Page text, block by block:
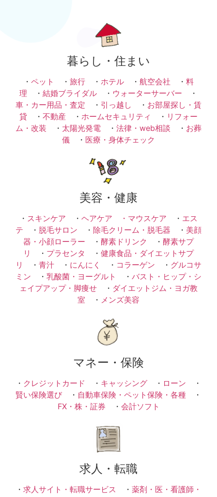
暮らし・住まい
・ ペット ・ 旅行 ・ ホテル ・ 航空会社 ・ 料
理 ・ 結婚ブライダル ・ ウォーターサーバー ・
車・カー用品・査定 ・ 引っ越し ・ お部屋探し・賃
貸 ・ 不動産 ・ ホームセキュリティ ・ リフォー
ム・改装 ・ 太陽光発電 ・ 法律・web相談 ・ お葬
儀 ・ 医療・身体チェック
美容・健康
・ スキンケア ・ ヘアケア ・ マウスケア ・ エス
テ ・ 脱毛サロン ・ 除毛クリーム・脱毛器 ・ 美顔
器・小顔ローラー ・ 酵素ドリンク ・ 酵素サプ
リ
・ プラセンタ ・ 健康食品・ダイエットサプ
リ
・ 青汁 ・ にんにく ・ コラーゲン ・ グルコサ
ミン ・ 乳酸菌・ヨーグルト ・ バスト・ヒップ・シ
ェイプアップ・脚痩せ ・ ダイエットジム・ヨガ教
室 ・ メンズ美容
マネー・保険
・ クレジットカード ・ キャッシング ・ ローン ・
賢い保険選び ・ 自動車保険・ペット保険・各種 ・
FX・株・証券 ・ 会計ソフト
求人・転職
・ 求人サイト・転職サービス ・ 薬剤・医・看護師・